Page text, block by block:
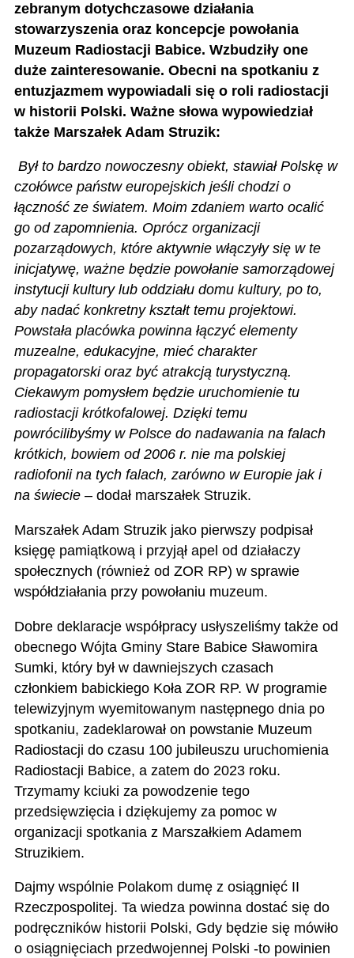
zebranym dotychczasowe działania
stowarzyszenia oraz koncepcje powołania
Muzeum Radiostacji Babice. Wzbudziły one
duże zainteresowanie. Obecni na spotkaniu z
entuzjazmem wypowiadali się o roli radiostacji
w historii Polski. Ważne słowa wypowiedział
także Marszałek Adam Struzik:
Był to bardzo nowoczesny obiekt, stawiał Polskę w
czołówce państw europejskich jeśli chodzi o
łączność ze światem. Moim zdaniem warto ocalić
go od zapomnienia. Oprócz organizacji
pozarządowych, które aktywnie włączyły się w te
inicjatywę, ważne będzie powołanie samorządowej
instytucji kultury lub oddziału domu kultury, po to,
aby nadać konkretny kształt temu projektowi.
Powstała placówka powinna łączyć elementy
muzealne, edukacyjne, mieć charakter
propagatorski oraz być atrakcją turystyczną.
Ciekawym pomysłem będzie uruchomienie tu
radiostacji krótkofalowej. Dzięki temu
powrócilibyśmy w Polsce do nadawania na falach
krótkich, bowiem od 2006 r. nie ma polskiej
radiofonii na tych falach, zarówno w Europie jak i
na świecie– dodał marszałek Struzik.
Marszałek Adam Struzik jako pierwszy podpisał
księgę pamiątkową i przyjął apel od działaczy
społecznych (również od ZOR RP) w sprawie
współdziałania przy powołaniu muzeum.
Dobre deklaracje współpracy usłyszeliśmy także od
obecnego Wójta Gminy Stare Babice Sławomira
Sumki, który był w dawniejszych czasach
członkiem babickiego Koła ZOR RP. W programie
telewizyjnym wyemitowanym następnego dnia po
spotkaniu, zadeklarował on powstanie Muzeum
Radiostacji do czasu 100 jubileuszu uruchomienia
Radiostacji Babice, a zatem do 2023 roku.
Trzymamy kciuki za powodzenie tego
przedsięwzięcia i dziękujemy za pomoc w
organizacji spotkania z Marszałkiem Adamem
Struzikiem.
Dajmy wspólnie Polakom dumę z osiągnięć II
Rzeczpospolitej. Ta wiedza powinna dostać się do
podręczników historii Polski, Gdy będzie się mówiło
o osiągnięciach przedwojennej Polski -to powinien